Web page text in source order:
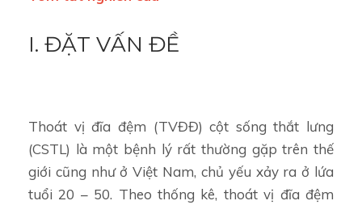
I. ĐẶT VẤN ĐỀ
Thoát vị đĩa đệm (TVĐĐ) cột sống thắt lưng
(CSTL) là một bệnh lý rất thường gặp trên thế
giới cũng như ở Việt Nam, chủ yếu xảy ra ở lứa
tuổi 20 – 50. Theo thống kê, thoát vị đĩa đệm